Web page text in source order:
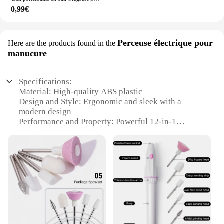
0,99€
Here are the products found in the Perceuse électrique pour
manucure
Specifications:
Material: High-quality ABS plastic
Design and Style: Ergonomic and sleek with a
modern design
Performance and Property: Powerful 12-in-1
Parts and Accessories: Comes with multiple
attachments for precision grooming
Usage and Purpose: Ideal for home and professional
manicure and pedicure
Shape or Size or Weight or Quantity: Compact and
lightweight for easy handling
|Wholesale|Vendors|